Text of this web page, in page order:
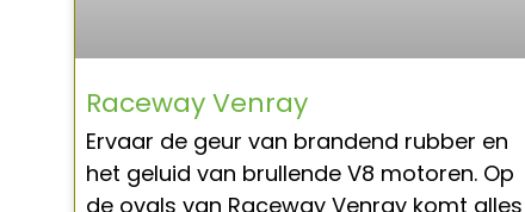
Raceway Venray
Ervaar de geur van brandend rubber en
het geluid van brullende V8 motoren. Op
de ovals van Raceway Venray komt alles